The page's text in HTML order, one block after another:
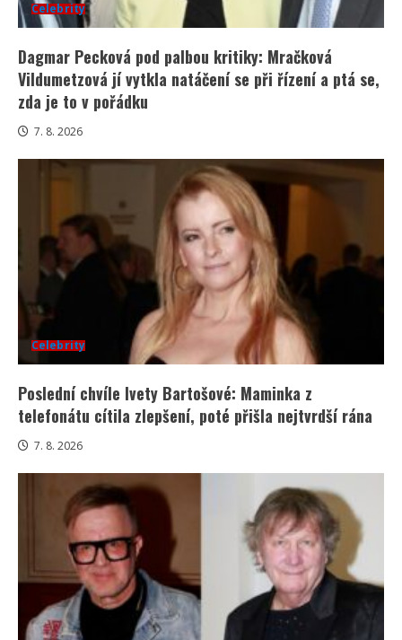
Celebrity
Dagmar Pecková pod palbou kritiky: Mračková
Vildumetzová jí vytkla natáčení se při řízení a ptá se,
zda je to v pořádku
7. 8. 2026
Celebrity
Poslední chvíle Ivety Bartošové: Maminka z
telefonátu cítila zlepšení, poté přišla nejtvrdší rána
7. 8. 2026